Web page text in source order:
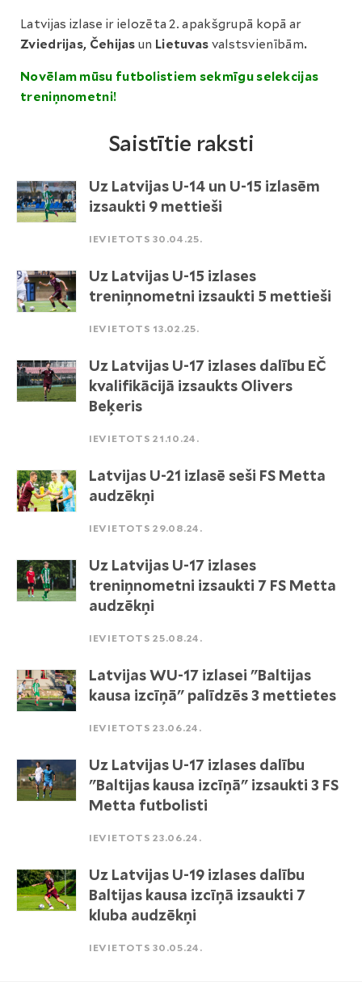
Latvijas izlase ir ielozēta 2. apakšgrupā kopā ar
Zviedrijas, Čehijas un Lietuvas valstsvienībām.
Novēlam mūsu futbolistiem sekmīgu selekcijas
treniņnometni!
Saistītie raksti
Uz Latvijas U-14 un U-15 izlasēm
izsaukti 9 mettieši
IEVIETOTS 30.04.25.
Uz Latvijas U-15 izlases
treniņnometni izsaukti 5 mettieši
IEVIETOTS 13.02.25.
Uz Latvijas U-17 izlases dalību EČ
kvalifikācijā izsaukts Olivers
Beķeris
IEVIETOTS 21.10.24.
Latvijas U-21 izlasē seši FS Metta
audzēkņi
IEVIETOTS 29.08.24.
Uz Latvijas U-17 izlases
treniņnometni izsaukti 7 FS Metta
audzēkņi
IEVIETOTS 25.08.24.
Latvijas WU-17 izlasei "Baltijas
kausa izcīņā" palīdzēs 3 mettietes
IEVIETOTS 23.06.24.
Uz Latvijas U-17 izlases dalību
"Baltijas kausa izcīņā" izsaukti 3 FS
Metta futbolisti
IEVIETOTS 23.06.24.
Uz Latvijas U-19 izlases dalību
Baltijas kausa izcīņā izsaukti 7
kluba audzēkņi
IEVIETOTS 30.05.24.